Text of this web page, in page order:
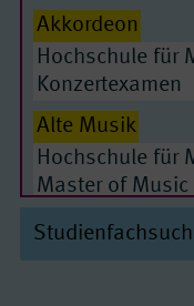
Gitarre
Harfe Master of
Improvisierter
Kammermusik
Klavier Master
Klavier
Akkordeon
Hochschule für
Konzertexamen
Alte Musik
Hochschule für
Master of Music
Alte Musik